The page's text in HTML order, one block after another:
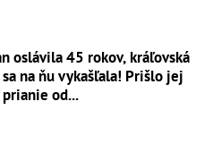
oslávila 45 rokov, kráľovská
na ňu vykašľala! Prišlo jej
od...